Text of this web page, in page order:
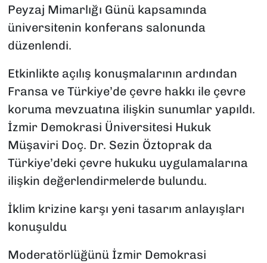
Peyzaj Mimarlığı Günü kapsamında
üniversitenin konferans salonunda
düzenlendi.
Etkinlikte açılış konuşmalarının ardından
Fransa ve Türkiye’de çevre hakkı ile çevre
koruma mevzuatına ilişkin sunumlar yapıldı.
İzmir Demokrasi Üniversitesi Hukuk
Müşaviri Doç. Dr. Sezin Öztoprak da
Türkiye’deki çevre hukuku uygulamalarına
ilişkin değerlendirmelerde bulundu.
İklim krizine karşı yeni tasarım anlayışları
konuşuldu
Moderatörlüğünü İzmir Demokrasi